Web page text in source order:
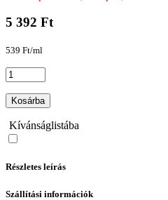
5 392 Ft
539 Ft/ml
Kosárba
Kívánságlistába
Részletes leírás
Szállítási információk